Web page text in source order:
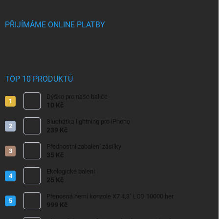
PŘIJÍMÁME ONLINE PLATBY
TOP 10 PRODUKTŮ
Dýško pro naše baliče
10 Kč
Sluchátka lightning pro iPhone
239 Kč
Přednostní zabalení zásilky
35 Kč
Ekologické balení
25 Kč
Přenosná herní konzole X7 4,3" LCD 10000 her
999 Kč